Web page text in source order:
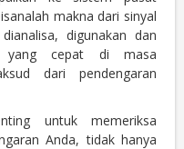
makna dari sinyal
digunakan dan
yang cepat di masa
dari pendengaran
untuk memeriksa
Anda, tidak hanya